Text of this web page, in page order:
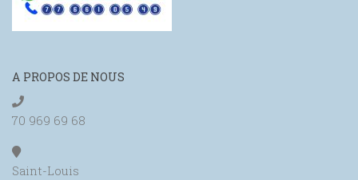
A PROPOS DE NOUS
70 969 69 68
Saint-Louis